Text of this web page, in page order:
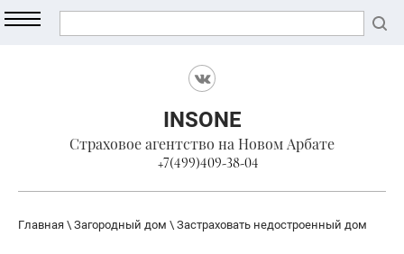
INSONE
Страховое агентство на Новом Арбате
+7(499)409-38-04
Главная \ Загородный дом \ Застраховать недостроенный дом